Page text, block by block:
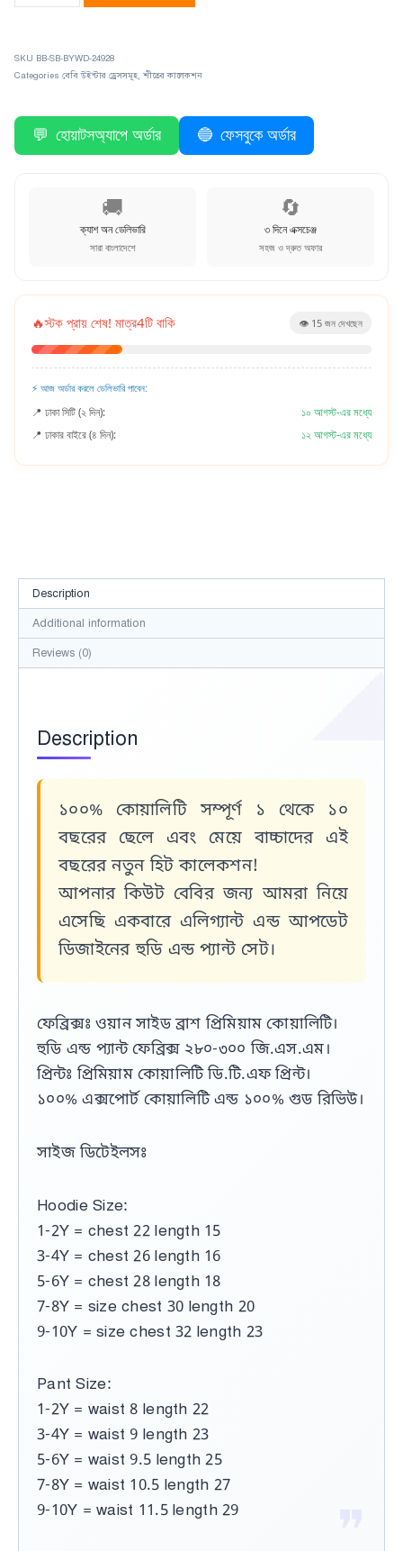
SKU BB-SB-BYWD-24928
Categories বেবি উইন্টার ড্রেসসমূহ, শীতের কালেকশন
💬 হোয়াটসঅ্যাপে অর্ডার 🔵 ফেসবুকে অর্ডার
🚚
ক্যাশ অন ডেলিভারি
সারা বাংলাদেশে
🔄
৩ দিনে এক্সচেঞ্জ
সহজ ও দ্রুত অফার
🔥স্টক প্রায় শেষ! মাত্র4টি বাকি 👁️ 15 জন দেখছেন
⚡ আজ অর্ডার করলে ডেলিভারি পাবেন:
📍 ঢাকা সিটি (২ দিন):
১০ আগস্ট-এর মধ্যে
📍 ঢাকার বাইরে (৪ দিন):
১২ আগস্ট-এর মধ্যে
Description
Additional information
Reviews (0)
Description
১০০% কোয়ালিটি সম্পূর্ণ ১ থেকে ১০
বছরের ছেলে এবং মেয়ে বাচ্চাদের এই
বছরের নতুন হিট কালেকশন!
আপনার কিউট বেবির জন্য আমরা নিয়ে
এসেছি একবারে এলিগ্যান্ট এন্ড আপডেট
ডিজাইনের হুডি এন্ড প্যান্ট সেট।
ফেব্রিক্সঃ ওয়ান সাইড ব্রাশ প্রিমিয়াম কোয়ালিটি।
হুডি এন্ড প্যান্ট ফেব্রিক্স ২৮০-৩০০ জি.এস.এম।
প্রিন্টঃ প্রিমিয়াম কোয়ালিটি ডি.টি.এফ প্রিন্ট।
১০০% এক্সপোর্ট কোয়ালিটি এন্ড ১০০% গুড রিভিউ।
সাইজ ডিটেইলসঃ
Hoodie Size:
1-2Y = chest 22 length 15
3-4Y = chest 26 length 16
5-6Y = chest 28 length 18
7-8Y = size chest 30 length 20
9-10Y = size chest 32 length 23
Pant Size:
1-2Y = waist 8 length 22
3-4Y = waist 9 length 23
5-6Y = waist 9.5 length 25
7-8Y = waist 10.5 length 27
9-10Y = waist 11.5 length 29